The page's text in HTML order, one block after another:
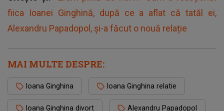
fiica Ioanei Ginghină, după ce a aflat că tatăl ei,
Alexandru Papadopol, și-a făcut o nouă relație
MAI MULTE DESPRE:
Ioana Ginghina Ioana Ginghina relatie
Ioana Ginghina divort Alexandru Papadopol